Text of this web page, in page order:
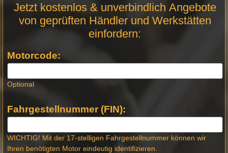
Anfrage
Stellen -
Jetzt kostenlos & unverbindlich Angebote
von geprüften Händler und Werkstätten
einfordern:
Motorcode:
Optional
Fahrgestellnummer (FIN):
WICHTIG! Mit der 17-stelligen Fahrgestellnummer können wir
Ihren benötigten Motor eindeutig identifizieren.